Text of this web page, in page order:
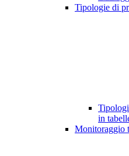
Tipologie di
in
Monitoraggio